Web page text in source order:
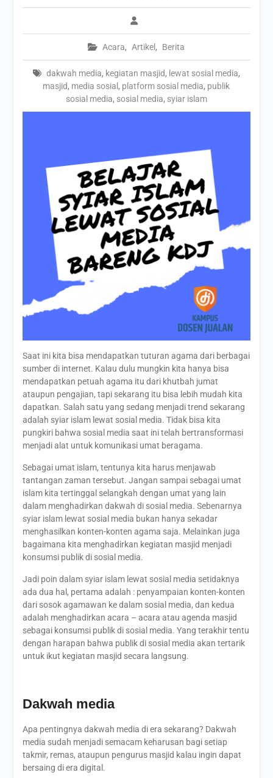
Acara, Artikel , Berita
dakwah media, kegiatan masjid, lewat sosial media,
masjid, media sosial , platform sosial media, publik
sosial media, sosial media, syiar islam
Saat ini kita bisa mendapatkan tuturan agama dari berbagai
sumber di internet. Kalau dulu mungkin kita hanya bisa
mendapatkan petuah agama itu dari khutbah jumat
ataupun pengajian, tapi sekarang itu bisa lebih mudah kita
dapatkan. Salah satu yang sedang menjadi trend sekarang
adalah syiar islam lewat sosial media. Tidak bisa kita
pungkiri bahwa sosial media saat ini telah bertransformasi
menjadi alat untuk komunikasi umat beragama.
Sebagai umat islam, tentunya kita harus menjawab
tantangan zaman tersebut. Jangan sampai sebagai umat
islam kita tertinggal selangkah dengan umat yang lain
dalam menghadirkan dakwah di sosial media. Sebenarnya
syiar islam lewat sosial media bukan hanya sekadar
menghasilkan konten-konten agama saja. Melainkan juga
bagaimana kita menghadirkan kegiatan masjid menjadi
konsumsi publik di sosial media.
Jadi poin dalam syiar islam lewat sosial media setidaknya
ada dua hal, pertama adalah : penyampaian konten-konten
dari sosok agamawan ke dalam sosial media, dan kedua
adalah menghadirkan acara – acara atau agenda masjid
sebagai konsumsi publik di sosial media. Yang terakhir tentu
dengan harapan bahwa publik di sosial media akan tertarik
untuk ikut kegiatan masjid secara langsung.
Dakwah media
Apa pentingnya dakwah media di era sekarang? Dakwah
media sudah menjadi semacam keharusan bagi setiap
takmir, remas, ataupun pengurus masjid kalau ingin dapat
bersaing di era digital.